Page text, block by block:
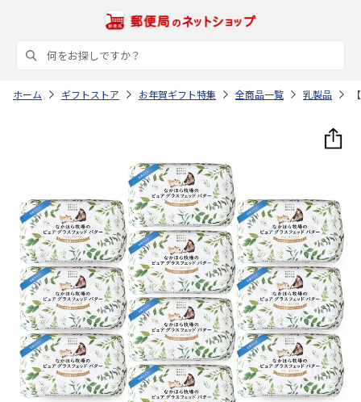
ホーム ギフトストア お年賀ギフト特集 全商品一覧 乳製品